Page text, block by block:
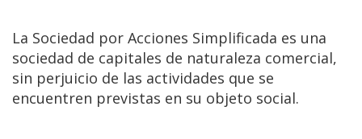
La Sociedad por Acciones Simplificada es una
sociedad de capitales de naturaleza comercial,
sin perjuicio de las actividades que se
encuentren previstas en su objeto social.